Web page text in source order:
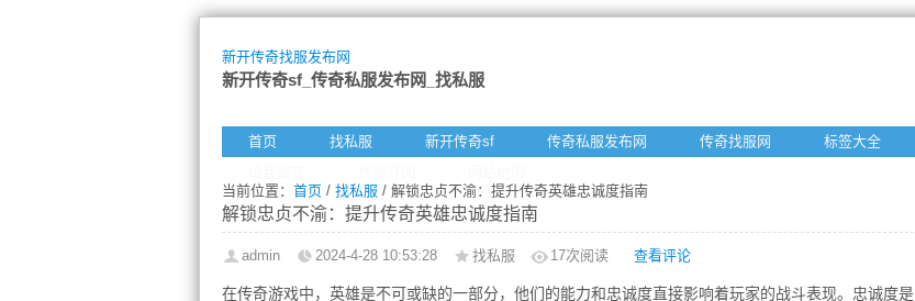
新开传奇找服发布网
新开传奇sf_传奇私服发布网_找私服
首页 找私服 新开传奇sf 传奇私服发布网 传奇找服网
标签大全
当前位置： 首页 / 找私服 / 解锁忠贞不渝：提升传奇英雄忠诚度指南
解锁忠贞不渝：提升传奇英雄忠诚度指南
admin 2024-4-28 10:53:28 找私服 17次阅读 查看评论
在传奇游戏中，英雄是不可或缺的一部分，他们的能力和忠诚度直接影响着玩家的战斗表现。忠诚度是